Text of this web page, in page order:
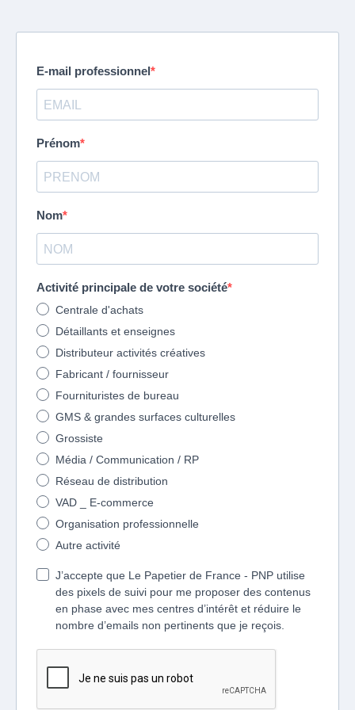
E-mail professionnel
Prénom
Nom
Activité principale de votre société
Centrale d'achats
Détaillants et enseignes
Distributeur activités créatives
Fabricant / fournisseur
Fournituristes de bureau
GMS & grandes surfaces culturelles
Grossiste
Média / Communication / RP
Réseau de distribution
VAD _ E-commerce
Organisation professionnelle
Autre activité
J’accepte que Le Papetier de France - PNP utilise
des pixels de suivi pour me proposer des contenus
en phase avec mes centres d’intérêt et réduire le
nombre d’emails non pertinents que je reçois.